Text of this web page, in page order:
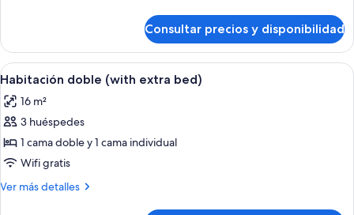
individual
doble
de
uso
Consultar precios y disponibilidad
Abrir
todas
las
fotos
de
Habitación
doble
Habitación de hotel con una cama,
5
Habitación doble (with extra bed)
16 m²
3 huéspedes
1 cama doble y 1 cama individual
Wifi gratis
Ver más detalles
Más